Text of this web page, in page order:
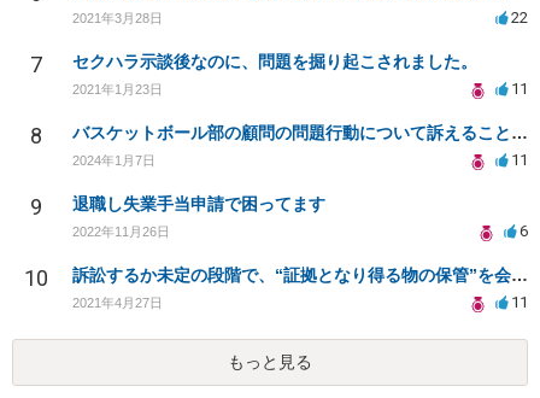
2021年3月28日 22
7 セクハラ示談後なのに、問題を掘り起こされました。
2021年1月23日 11
8 バスケットボール部の顧問の問題行動について訴えることは可能でしょうか？
2024年1月7日 11
9 退職し失業手当申請で困ってます
2022年11月26日 6
10 訴訟するか未定の段階で、“証拠となり得る物の保管”を会社に応じてもらえる方法は在りますか?
2021年4月27日 11
もっと見る